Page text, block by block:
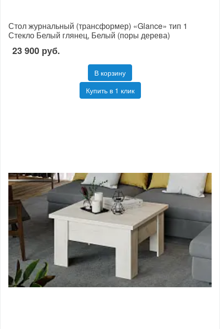
Стол журнальный (трансформер) «Glance» тип 1
Стекло Белый глянец, Белый (поры дерева)
23 900 руб.
В корзину
Купить в 1 клик